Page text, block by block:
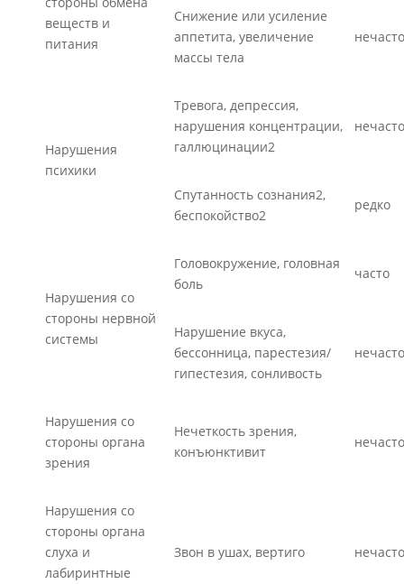
веществ и
питания
Снижение или усиление
аппетита, увеличение
массы тела
нечасто
Нарушения
психики
Тревога, депрессия,
нарушения концентрации,
галлюцинации2
нечасто
Спутанность сознания2,
беспокойство2
редко
Нарушения со
стороны нервной
системы
Головокружение, головная
боль
часто
Нарушение вкуса,
бессонница, парестезия/
гипестезия, сонливость
нечасто
Нарушения со
стороны органа
зрения
Нечеткость зрения,
конъюнктивит
нечасто
Нарушения со
стороны органа
слуха и
лабиринтные
Звон в ушах, вертиго нечасто